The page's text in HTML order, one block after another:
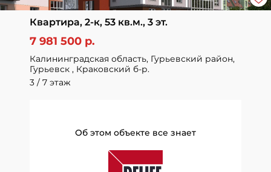
Квартира, 2-к, 53 кв.м., 3 эт.
7 981 500 р.
Калининградская область, Гурьевский район,
Гурьевск , Краковский б-р.
3 / 7 этаж
Об этом объекте все знает